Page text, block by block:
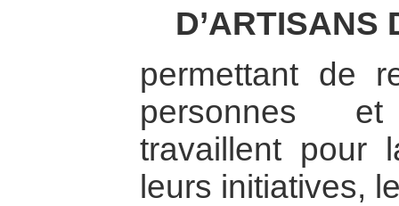
D’ARTISANS
permettant de
personnes
travaillent pour
leurs initiatives,